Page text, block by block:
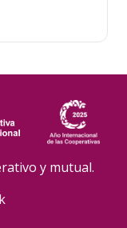
y mutual.